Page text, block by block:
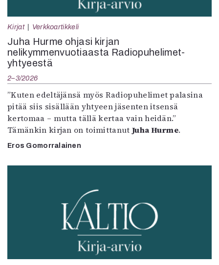
Kirjat Verkkoartikkeli
Juha Hurme ohjasi kirjan
nelikymmenvuotiaasta Radiopuhelimet-
yhtyeestä
2–3/2026
”Kuten edeltäjänsä myös Radiopuhelimet palasina
pitää siis sisällään yhtyeen jäsenten itsensä
kertomaa – mutta tällä kertaa vain heidän.”
Tämänkin kirjan on toimittanut Juha Hurme.
Eros Gomorralainen